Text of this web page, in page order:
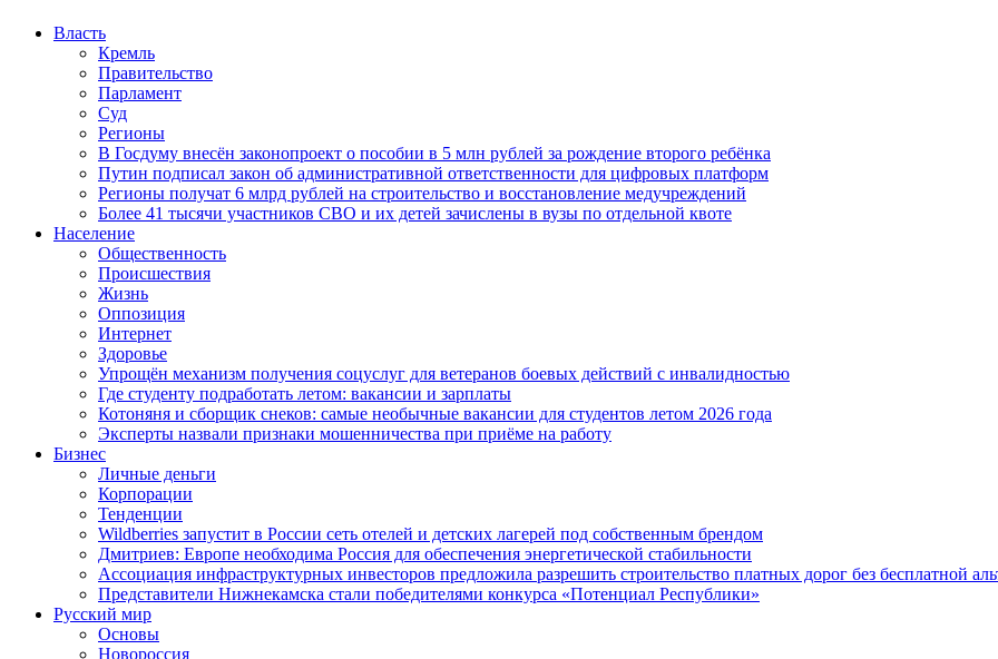
Власть
Кремль
Правительство
Парламент
Суд
Регионы
В Госдуму внесён законопроект о пособии в 5 млн рублей за рождение второго ребёнка
Путин подписал закон об административной ответственности для цифровых платформ
Регионы получат 6 млрд рублей на строительство и восстановление медучреждений
Более 41 тысячи участников СВО и их детей зачислены в вузы по отдельной квоте
Население
Общественность
Происшествия
Жизнь
Оппозиция
Интернет
Здоровье
Упрощён механизм получения соцуслуг для ветеранов боевых действий с инвалидностью
Где студенту подработать летом: вакансии и зарплаты
Котоняня и сборщик снеков: самые необычные вакансии для студентов летом 2026 года
Эксперты назвали признаки мошенничества при приёме на работу
Бизнес
Личные деньги
Корпорации
Тенденции
Wildberries запустит в России сеть отелей и детских лагерей под собственным брендом
Дмитриев: Европе необходима Россия для обеспечения энергетической стабильности
Ассоциация инфраструктурных инвесторов предложила разрешить строительство платных дорог без бесплатной
Представители Нижнекамска стали победителями конкурса «Потенциал Республики»
Русский мир
Основы
Новороссия